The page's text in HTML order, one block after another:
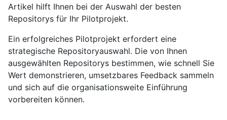
Artikel hilft Ihnen bei der Auswahl der besten
Repositorys für Ihr Pilotprojekt.
Ein erfolgreiches Pilotprojekt erfordert eine
strategische Repositoryauswahl. Die von Ihnen
ausgewählten Repositorys bestimmen, wie schnell Sie
Wert demonstrieren, umsetzbares Feedback sammeln
und sich auf die organisationsweite Einführung
vorbereiten können.